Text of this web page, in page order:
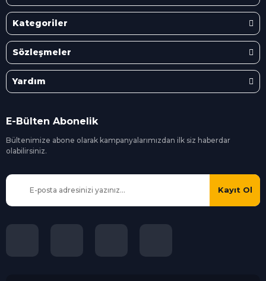
Kategoriler
Sözleşmeler
Yardım
E-Bülten Abonelik
Bültenimize abone olarak kampanyalarımızdan ilk siz haberdar
olabilirsiniz.
Kayıt Ol